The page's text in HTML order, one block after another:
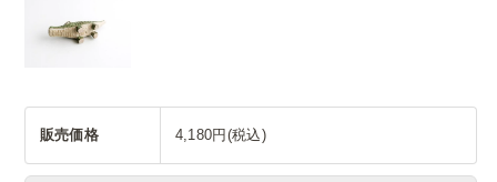
販売価格 4,180円(税込)